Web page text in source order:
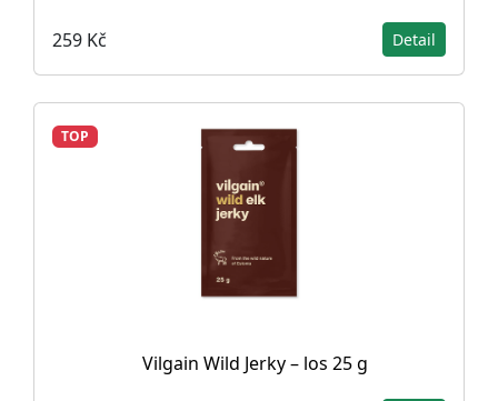
259 Kč Detail
TOP
Vilgain Wild Jerky – los 25 g